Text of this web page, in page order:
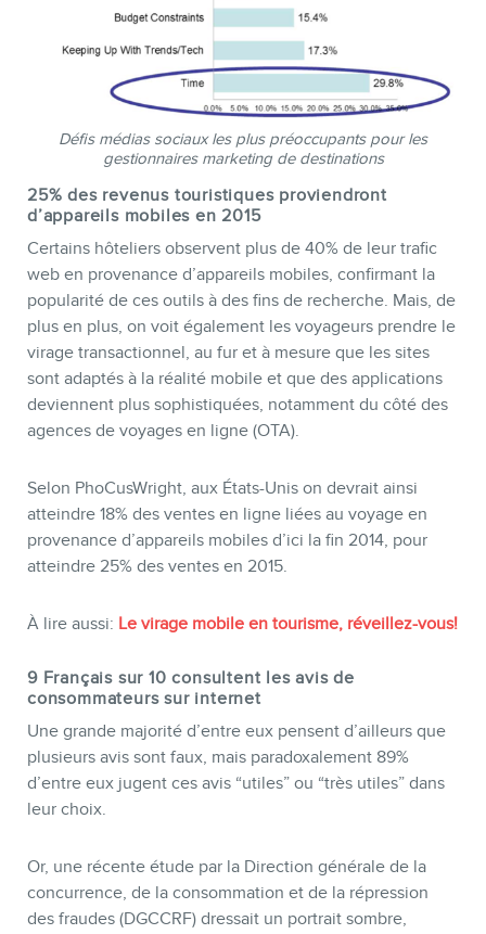
MEMBRES
Défis médias sociaux les plus préoccupants pour les
gestionnaires marketing de destinations
25% des revenus touristiques proviendront
d’appareils mobiles en 2015
Certains hôteliers observent plus de 40% de leur trafic
web en provenance d’appareils mobiles, confirmant la
popularité de ces outils à des fins de recherche. Mais, de
plus en plus, on voit également les voyageurs prendre le
virage transactionnel, au fur et à mesure que les sites
sont adaptés à la réalité mobile et que des applications
deviennent plus sophistiquées, notamment du côté des
agences de voyages en ligne (OTA).
Selon PhoCusWright, aux États-Unis on devrait ainsi
atteindre 18% des ventes en ligne liées au voyage en
provenance d’appareils mobiles d’ici la fin 2014, pour
atteindre 25% des ventes en 2015.
À lire aussi: Le virage mobile en tourisme, réveillez-vous!
9 Français sur 10 consultent les avis de
consommateurs sur internet
Une grande majorité d’entre eux pensent d’ailleurs que
plusieurs avis sont faux, mais paradoxalement 89%
d’entre eux jugent ces avis “utiles” ou “très utiles” dans
leur choix.
Or, une récente étude par la Direction générale de la
concurrence, de la consommation et de la répression
des fraudes (DGCCRF) dressait un portrait sombre,